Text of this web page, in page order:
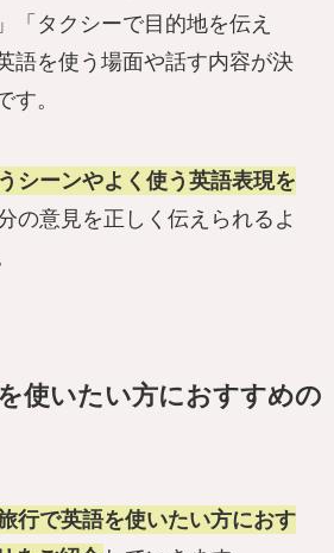
「タクシーで目的地を伝え
語を使う場面や話す内容が決
す。
シーンやよく使う英語表現を
の意見を正しく伝えられるよ
使いたい方におすすめの
行で英語を使いたい方におす